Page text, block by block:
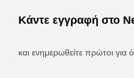
Κάντε εγγραφή στο
και ενημερωθείτε πρώτοι